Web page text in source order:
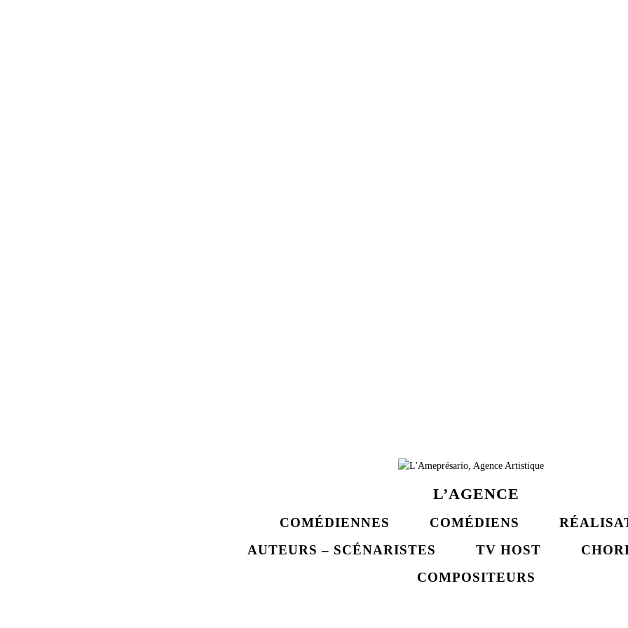
L’AGENCE
COMÉDIENNES COMÉDIENS
AUTEURS – SCÉNARISTES
TV HOST
COMPOSITEURS